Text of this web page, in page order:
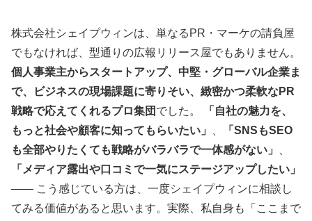
株式会社シェイプウィンは、単なるPR・マーケの請負屋
でもなければ、型通りの広報リリース屋でもありません。
個人事業主からスタートアップ、中堅・グローバル企業ま
で、ビジネスの現場課題に寄りそい、緻密かつ柔軟なPR
戦略で応えてくれるプロ集団 でした。
「自社の魅力を、
もっと社会や顧客に知ってもらいたい」
「SNSもSEO
も全部やりたくても戦略がバラバラで一体感がない」
「メディア露出や口コミで一気にステージアップしたい」
―― こう感じている方は、一度シェイプウィンに相談し
てみる価値があると思います。実際、私自身も「ここまで